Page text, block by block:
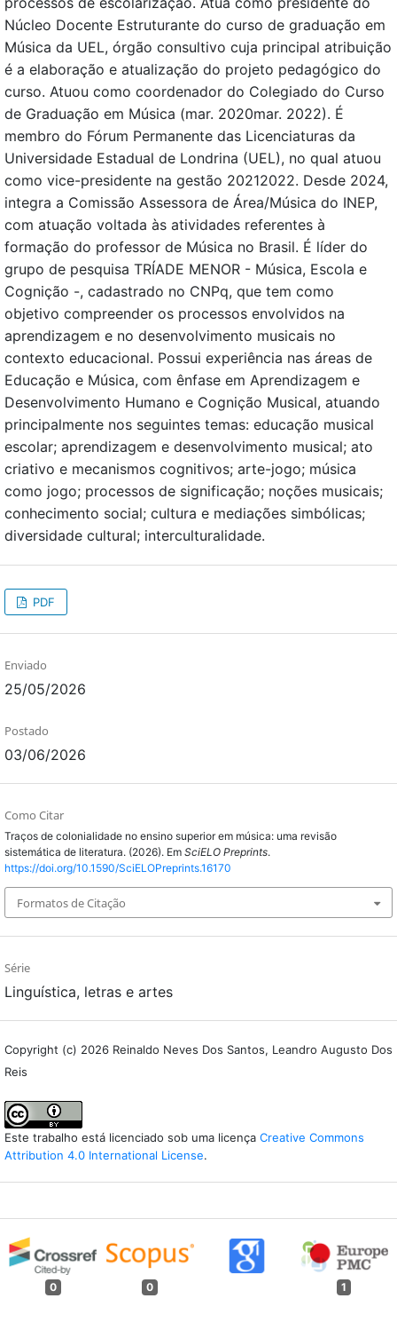
Núcleo Docente Estruturante do curso de graduação em
Música da UEL, órgão consultivo cuja principal atribuição
é a elaboração e atualização do projeto pedagógico do
curso. Atuou como coordenador do Colegiado do Curso
de Graduação em Música (mar. 2020mar. 2022). É
membro do Fórum Permanente das Licenciaturas da
Universidade Estadual de Londrina (UEL), no qual atuou
como vice-presidente na gestão 20212022. Desde 2024,
integra a Comissão Assessora de Área/Música do INEP,
com atuação voltada às atividades referentes à
formação do professor de Música no Brasil. É líder do
grupo de pesquisa TRÍADE MENOR - Música, Escola e
Cognição -, cadastrado no CNPq, que tem como
objetivo compreender os processos envolvidos na
aprendizagem e no desenvolvimento musicais no
contexto educacional. Possui experiência nas áreas de
Educação e Música, com ênfase em Aprendizagem e
Desenvolvimento Humano e Cognição Musical, atuando
principalmente nos seguintes temas: educação musical
escolar; aprendizagem e desenvolvimento musical; ato
criativo e mecanismos cognitivos; arte-jogo; música
como jogo; processos de significação; noções musicais;
conhecimento social; cultura e mediações simbólicas;
diversidade cultural; interculturalidade.
PDF
Enviado
25/05/2026
Postado
03/06/2026
Como Citar
Traços de colonialidade no ensino superior em música: uma revisão
sistemática de literatura. (2026). Em SciELO Preprints.
https://doi.org/10.1590/SciELOPreprints.16170
Formatos de Citação
Série
Linguística, letras e artes
Copyright (c) 2026 Reinaldo Neves Dos Santos, Leandro Augusto Dos
Reis
Este trabalho está licenciado sob uma licença Creative Commons
Attribution 4.0 International License.
0 0 1